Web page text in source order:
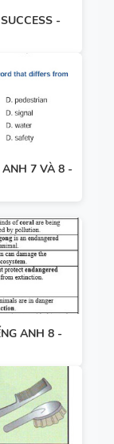
-
ANH 7 VÀ 8 -
ANH 8 -